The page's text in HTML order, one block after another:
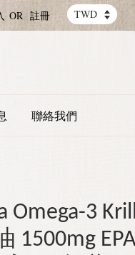
OR 註冊
聯絡我們
Omega-3
1500mg